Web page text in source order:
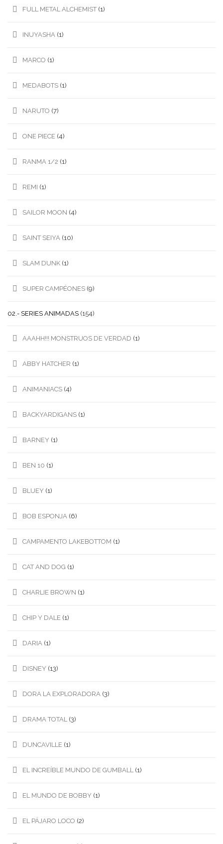
FULL METAL ALCHEMIST (1)
INUYASHA (1)
MARCO (1)
MEDABOTS (1)
NARUTO (7)
ONE PIECE (4)
RANMA 1/2 (1)
REMI (1)
SAILOR MOON (4)
SAINT SEIYA (10)
SLAM DUNK (1)
SUPER CAMPÉONES (9)
02.- SERIES ANIMADAS (154)
AAAHH!!! MONSTRUOS DE VERDAD (1)
ABBY HATCHER (1)
ANIMANIACS (4)
BACKYARDIGANS (1)
BARNEY (1)
BEN 10 (1)
BLUEY (1)
BOB ESPONJA (6)
CAMPAMENTO LAKEBOTTOM (1)
CAT AND DOG (1)
CHARLIE BROWN (1)
CHIP Y DALE (1)
DARIA (1)
DISNEY (13)
DORA LA EXPLORADORA (3)
DRAMA TOTAL (3)
DUNCAVILLE (1)
EL INCREÍBLE MUNDO DE GUMBALL (1)
EL MUNDO DE BOBBY (1)
EL PÁJARO LOCO (2)